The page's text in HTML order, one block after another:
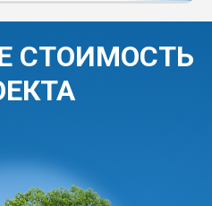
СТОИМОСТЬ